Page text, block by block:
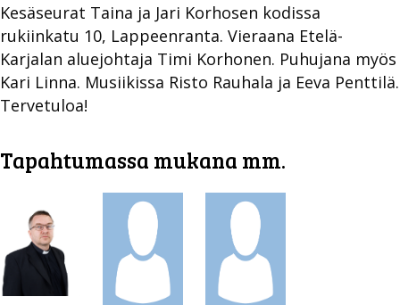
Kesäseurat Taina ja Jari Korhosen kodissa
rukiinkatu 10, Lappeenranta. Vieraana Etelä-
Karjalan aluejohtaja Timi Korhonen. Puhujana myös
Kari Linna. Musiikissa Risto Rauhala ja Eeva Penttilä.
Tervetuloa!
Tapahtumassa mukana mm.